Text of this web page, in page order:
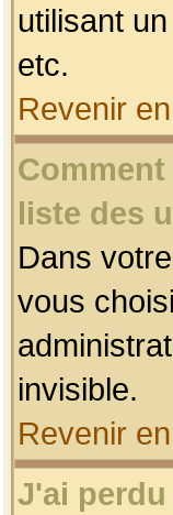
utilisant
etc.
Revenir
liste des
Dans
vous
invisible.
Revenir
J'ai